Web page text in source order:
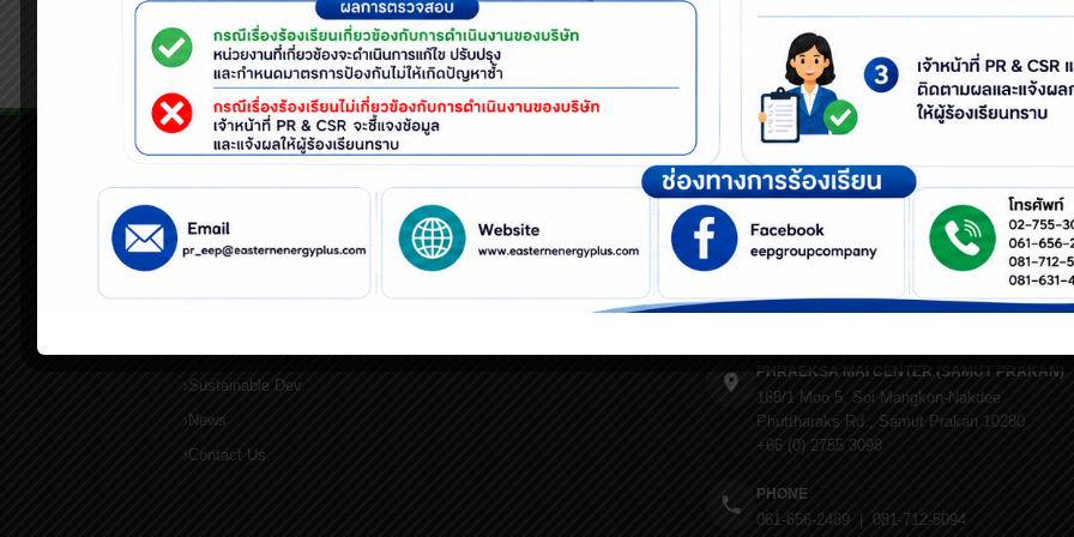
เราใส่ใจชุมชนและสิ่งแวดล้อม ด้วยการขุดลอกคลองสาธารณะในทุกปี ช่วงก่อนหน้าฝนและ หลังฝน
QUICK LINKS
Home
Corporate Governance
Sustainable Dev.
News
Contact Us
CONTACT US
HEAD OFFICE (BANGKOK)
9/255 UM Tower, 25th Fl., Ramkhamhaeng
Suan Luang, Bangkok 10250
PHRAEKSA MAI CENTER (SAMUT PRAKAN)
168/1 Moo 5, Soi Mangkon-Nakdee
Phuttharaks Rd., Samut Prakan 10280
+66 (0) 2755 3098
PHONE
061-656-2489 | 081-712-5094